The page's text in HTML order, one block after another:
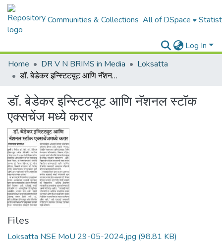
Communities & Collections All of DSpace
Log In
Home
DR V N BRIMS in Media
Loksatta
डॉ. बेडेकर इन्स्टिटयूट आणि नॅशनल स्टॉक एक्सचेंज मध्ये करार
डॉ. बेडेकर इन्स्टिटयूट आणि नॅशनल स्टॉक
एक्सचेंज मध्ये करार
Files
Loksatta NSE MoU 29-05-2024.jpg (98.81 KB)